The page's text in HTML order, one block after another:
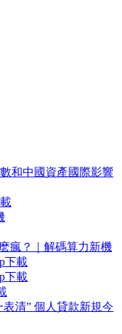
和中國資產國際影響
瘋？｜解碼算力新機
下載
下載
清” 個人貸款新規今